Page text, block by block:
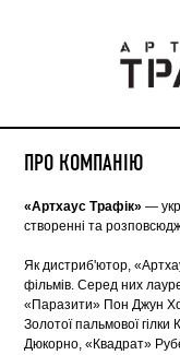
ПРО КОМПАНІЮ
«Артхаус Трафік» —
створенні та
Як дистриб'ютор,
фільмів. Серед них
«Паразити» Пон Джун Хо
Золотої пальмової
Дюкорно, «Квадрат»